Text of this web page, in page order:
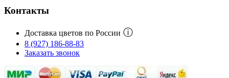
Контакты
Доставка цветов по России ⓘ
8 (927) 186-88-83
Заказать звонок